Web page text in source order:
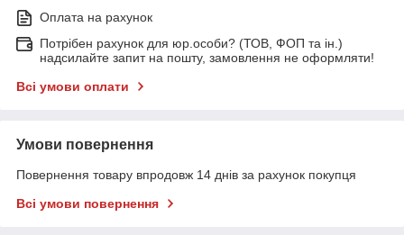
Оплата на рахунок
Потрібен рахунок для юр.особи? (ТОВ, ФОП та ін.)
надсилайте запит на пошту, замовлення не оформляти!
Всі умови оплати
Умови повернення
Повернення товару впродовж 14 днів за рахунок покупця
Всі умови повернення